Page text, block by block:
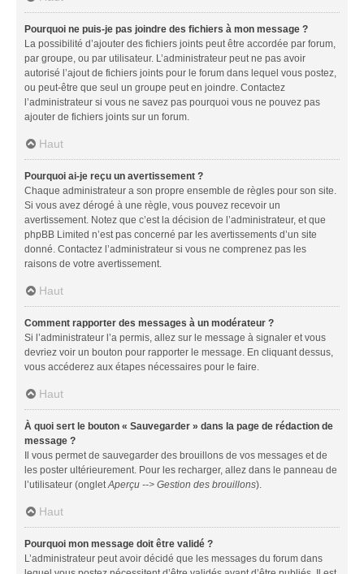
Pourquoi ne puis-je pas joindre des fichiers à mon message ?
La possibilité d’ajouter des fichiers joints peut être accordée par forum,
par groupe, ou par utilisateur. L’administrateur peut ne pas avoir
autorisé l’ajout de fichiers joints pour le forum dans lequel vous postez,
ou peut-être que seul un groupe peut en joindre. Contactez
l’administrateur si vous ne savez pas pourquoi vous ne pouvez pas
ajouter de fichiers joints sur un forum.
Haut
Pourquoi ai-je reçu un avertissement ?
Chaque administrateur a son propre ensemble de règles pour son site.
Si vous avez dérogé à une règle, vous pouvez recevoir un
avertissement. Notez que c’est la décision de l’administrateur, et que
phpBB Limited n’est pas concerné par les avertissements d’un site
donné. Contactez l’administrateur si vous ne comprenez pas les
raisons de votre avertissement.
Haut
Comment rapporter des messages à un modérateur ?
Si l’administrateur l’a permis, allez sur le message à signaler et vous
devriez voir un bouton pour rapporter le message. En cliquant dessus,
vous accéderez aux étapes nécessaires pour le faire.
Haut
À quoi sert le bouton « Sauvegarder » dans la page de rédaction de
message ?
Il vous permet de sauvegarder des brouillons de vos messages et de
les poster ultérieurement. Pour les recharger, allez dans le panneau de
l’utilisateur (ongletAperçu --> Gestion des brouillons).
Haut
Pourquoi mon message doit être validé ?
L’administrateur peut avoir décidé que les messages du forum dans